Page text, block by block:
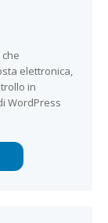
che
elettronica,
in
WordPress